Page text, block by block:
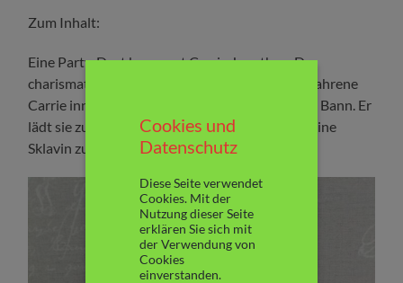
Zum Inhalt:
Eine Party. Dort begegnet Carrie Jonathan. Der
charismatische Mann zieht die junge und unerfahrene
Carrie innerhalb weniger Augenblicke in seinen Bann. Er
lädt sie zu sich ein. Für den nächsten Tag. Um seine
Sklavin zu werden. Carrie willigt ein….
Cookies und
Datenschutz
Diese Seite verwendet
Cookies. Mit der
Nutzung dieser Seite
erklären Sie sich mit
der Verwendung von
Cookies
einverstanden.